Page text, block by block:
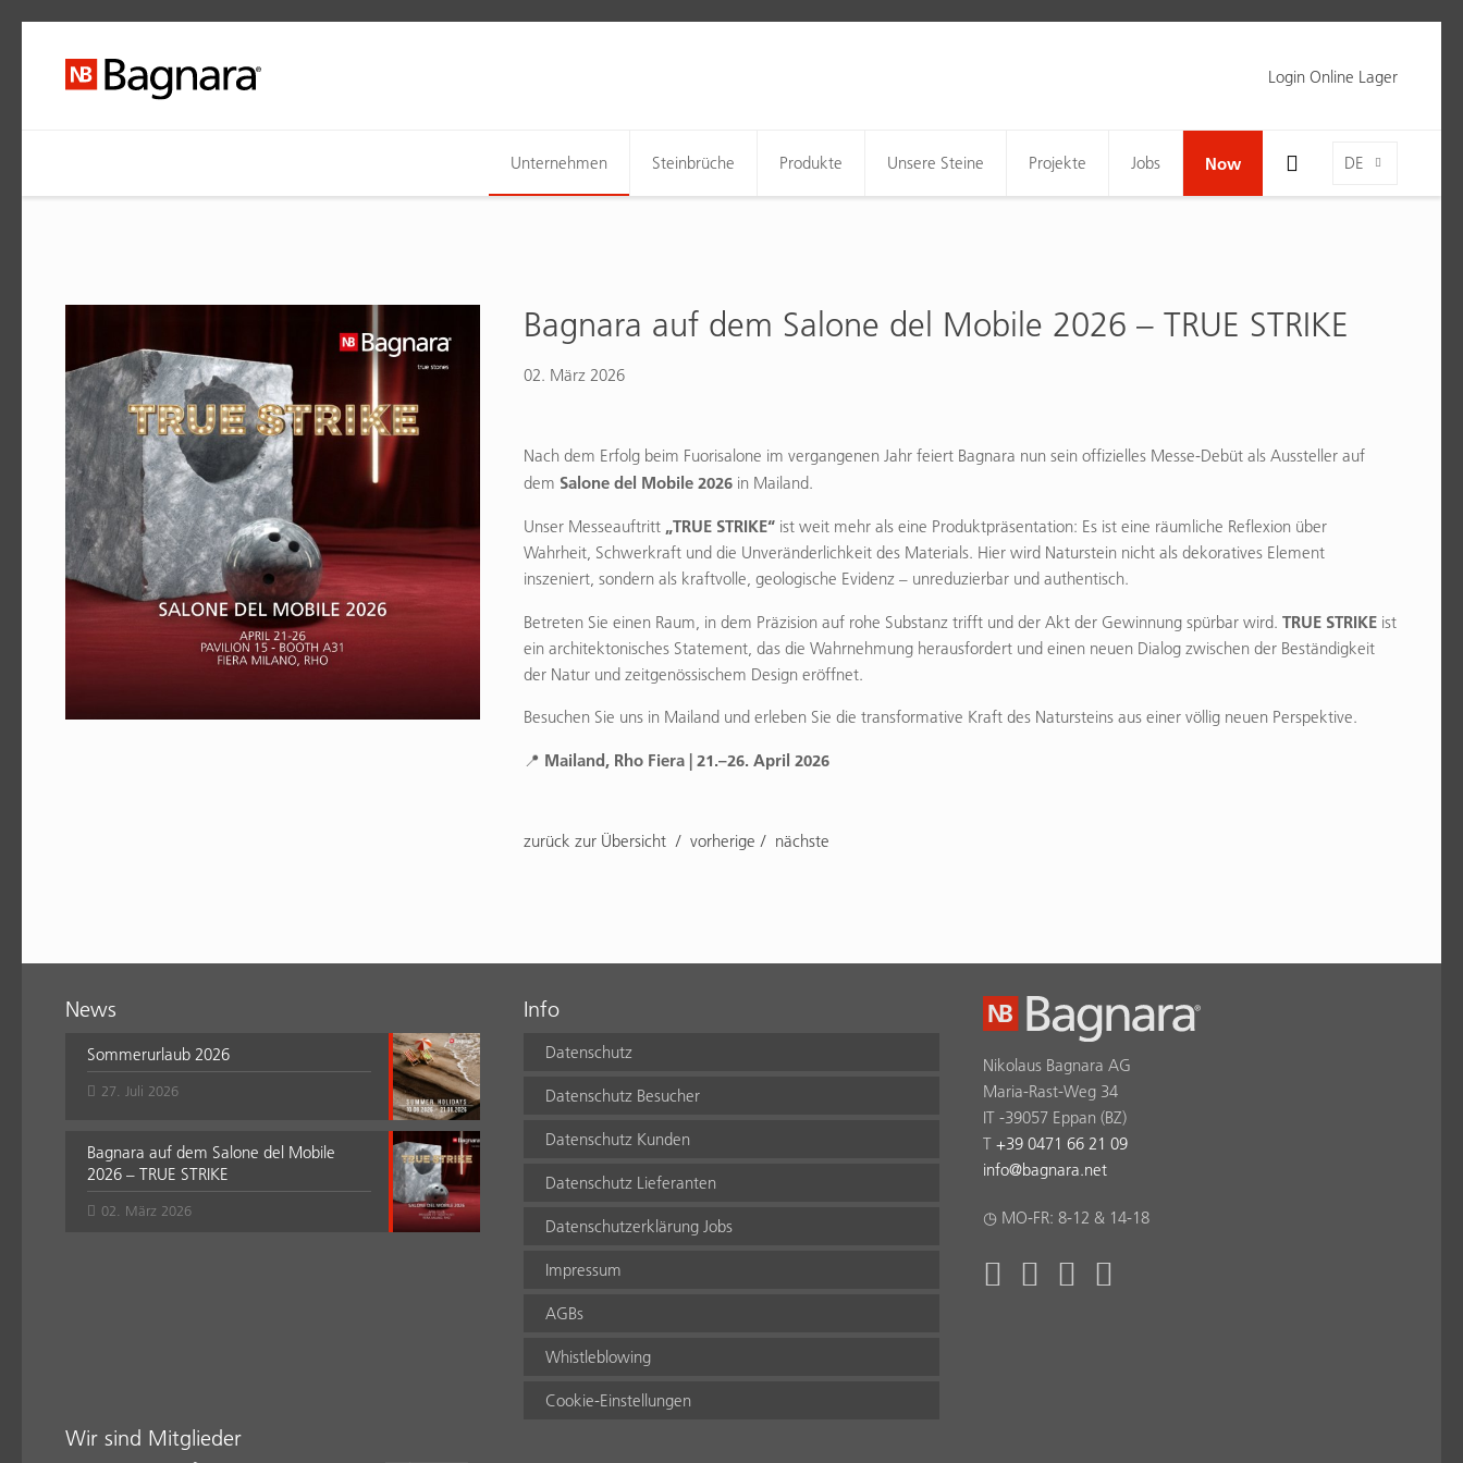
Login Online Lager
DE
Toggle Search Bar Visibility For Wide Screens
Unternehmen
Steinbrüche Produkte Unsere Steine Projekte Jobs Now
Bagnara auf dem Salone del Mobile 2026 – TRUE STRIKE
02. März 2026
Nach dem Erfolg beim Fuorisalone im vergangenen Jahr feiert Bagnara nun sein offizielles Messe-Debüt als Aussteller auf
dem Salone del Mobile 2026 in Mailand.
Unser Messeauftritt „TRUE STRIKE“ ist weit mehr als eine Produktpräsentation: Es ist eine räumliche Reflexion über
Wahrheit, Schwerkraft und die Unveränderlichkeit des Materials. Hier wird Naturstein nicht als dekoratives Element
inszeniert, sondern als kraftvolle, geologische Evidenz – unreduzierbar und authentisch.
Betreten Sie einen Raum, in dem Präzision auf rohe Substanz trifft und der Akt der Gewinnung spürbar wird.TRUE STRIKE ist
ein architektonisches Statement, das die Wahrnehmung herausfordert und einen neuen Dialog zwischen der Beständigkeit
der Natur und zeitgenössischem Design eröffnet.
Besuchen Sie uns in Mailand und erleben Sie die transformative Kraft des Natursteins aus einer völlig neuen Perspektive.
📍 Mailand, Rho Fiera | 21.–26. April 2026
zurück zur Übersicht vorherige nächste
News
Sommerurlaub 2026
27. Juli 2026
Bagnara auf dem Salone del Mobile
2026 – TRUE STRIKE
02. März 2026
Info
Datenschutz
Datenschutz Besucher
Datenschutz Kunden
Datenschutz Lieferanten
Datenschutzerklärung Jobs
Impressum
AGBs
Whistleblowing
Cookie-Einstellungen
Nikolaus Bagnara AG
Maria-Rast-Weg 34
IT -39057 Eppan (BZ)
T +39 0471 66 21 09
info@bagnara.net
◷ MO-FR: 8-12 & 14-18
Wir sind Mitglieder